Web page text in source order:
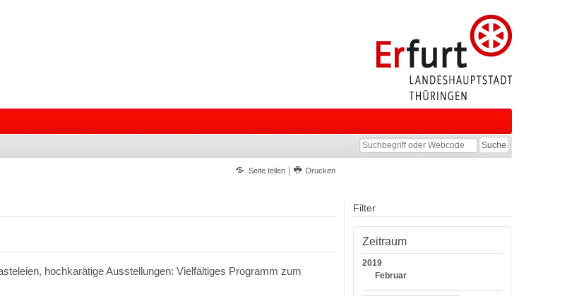
Seite teilen Drucken
hochkarätige Ausstellungen: Vielfältiges Programm zum
Filter
Zeitraum
2019
Februar